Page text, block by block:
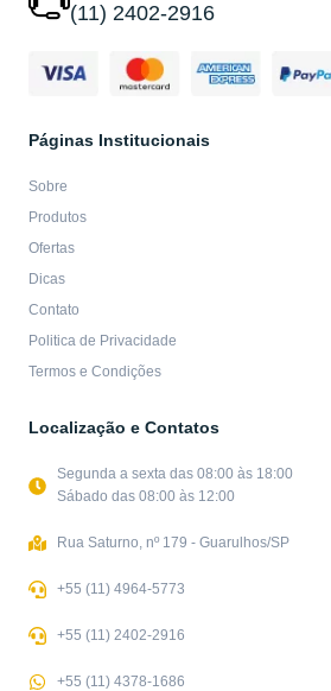
(11) 2402-2916
Páginas Institucionais
Sobre
Produtos
Ofertas
Dicas
Contato
Politica de Privacidade
Termos e Condições
Localização e Contatos
Segunda a sexta das 08:00 às 18:00
Sábado das 08:00 às 12:00
Rua Saturno, nº 179 - Guarulhos/SP
+55 (11) 4964-5773
+55 (11) 2402-2916
+55 (11) 4378-1686